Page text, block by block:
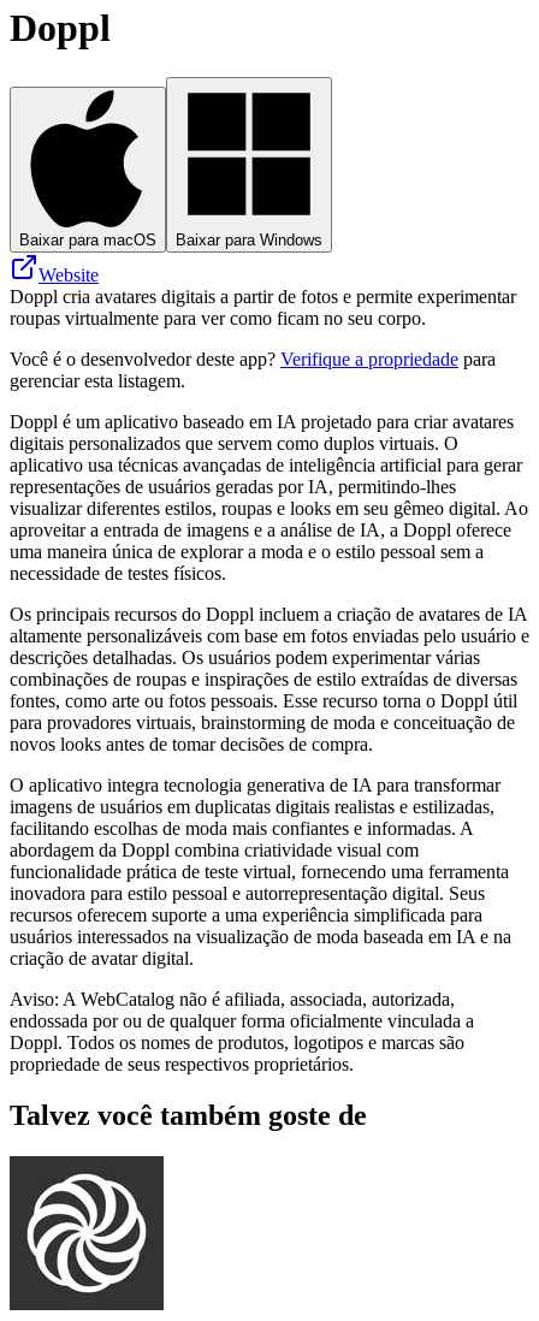
Doppl
Baixar para macOS Baixar para Windows
Website
Doppl cria avatares digitais a partir de fotos e permite experimentar
roupas virtualmente para ver como ficam no seu corpo.
Você é o desenvolvedor deste app? Verifique a propriedade para
gerenciar esta listagem.
Doppl é um aplicativo baseado em IA projetado para criar avatares
digitais personalizados que servem como duplos virtuais. O
aplicativo usa técnicas avançadas de inteligência artificial para gerar
representações de usuários geradas por IA, permitindo-lhes
visualizar diferentes estilos, roupas e looks em seu gêmeo digital. Ao
aproveitar a entrada de imagens e a análise de IA, a Doppl oferece
uma maneira única de explorar a moda e o estilo pessoal sem a
necessidade de testes físicos.
Os principais recursos do Doppl incluem a criação de avatares de IA
altamente personalizáveis ​​com base em fotos enviadas pelo usuário e
descrições detalhadas. Os usuários podem experimentar várias
combinações de roupas e inspirações de estilo extraídas de diversas
fontes, como arte ou fotos pessoais. Esse recurso torna o Doppl útil
para provadores virtuais, brainstorming de moda e conceituação de
novos looks antes de tomar decisões de compra.
O aplicativo integra tecnologia generativa de IA para transformar
imagens de usuários em duplicatas digitais realistas e estilizadas,
facilitando escolhas de moda mais confiantes e informadas. A
abordagem da Doppl combina criatividade visual com
funcionalidade prática de teste virtual, fornecendo uma ferramenta
inovadora para estilo pessoal e autorrepresentação digital. Seus
recursos oferecem suporte a uma experiência simplificada para
usuários interessados ​​na visualização de moda baseada em IA e na
criação de avatar digital.
Aviso: A WebCatalog não é afiliada, associada, autorizada,
endossada por ou de qualquer forma oficialmente vinculada a
Doppl. Todos os nomes de produtos, logotipos e marcas são
propriedade de seus respectivos proprietários.
Talvez você também goste de